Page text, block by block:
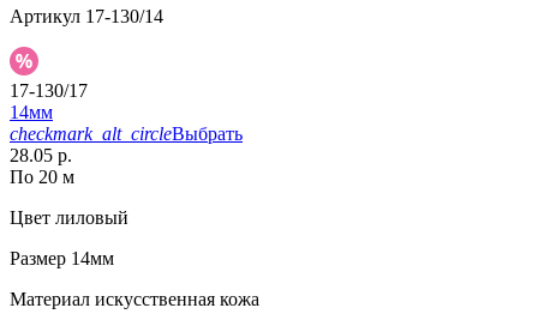
Артикул 17-130/14
17-130/17
14мм
checkmark_alt_circleВыбрать
28.05 р.
По 20 м
Цвет лиловый
Размер 14мм
Материал искусственная кожа